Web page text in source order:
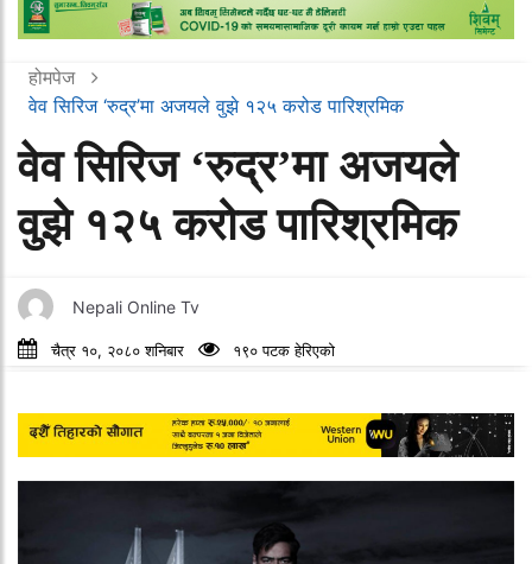
होमपेज
वेव सिरिज ‘रुद्र’मा अजयले वुझे १२५ करोड पारिश्रमिक
वेव सिरिज ‘रुद्र’मा अजयले
वुझे १२५ करोड पारिश्रमिक
Nepali Online Tv
चैत्र १०, २०८० शनिबार १९० पटक हेरिएको